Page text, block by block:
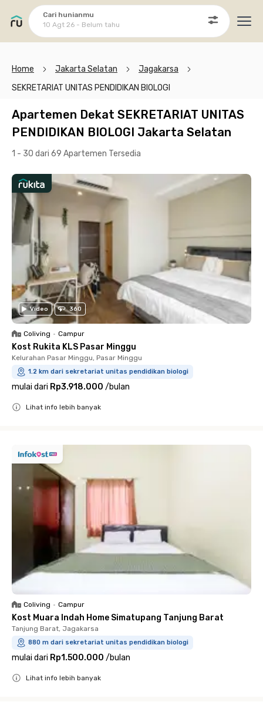
Cari hunianmu
10 Agt 26 - Belum tahu
Home Jakarta Selatan
Jagakarsa
SEKRETARIAT UNITAS PENDIDIKAN BIOLOGI
Apartemen Dekat SEKRETARIAT UNITAS
PENDIDIKAN BIOLOGI Jakarta Selatan
1 - 30 dari 69 Apartemen Tersedia
Video 360
Coliving • Campur
Kost Rukita KLS Pasar Minggu
Kelurahan Pasar Minggu, Pasar Minggu
1.2 km dari sekretariat unitas pendidikan biologi
mulai dari Rp3.918.000 /bulan
Lihat info lebih banyak
Coliving • Campur
Kost Muara Indah Home Simatupang Tanjung Barat
Tanjung Barat, Jagakarsa
880 m dari sekretariat unitas pendidikan biologi
mulai dari Rp1.500.000 /bulan
Lihat info lebih banyak